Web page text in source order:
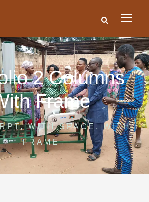
2 Columns
Frame
WITH SPACE, WITH
FRAME